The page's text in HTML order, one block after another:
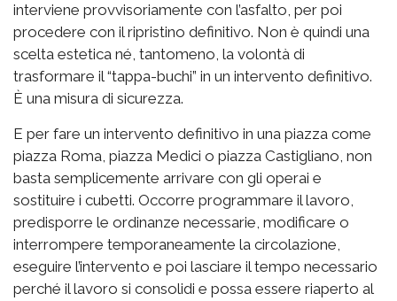
interviene provvisoriamente con l’asfalto, per poi
procedere con il ripristino definitivo. Non è quindi una
scelta estetica né, tantomeno, la volontà di
trasformare il “tappa-buchi” in un intervento definitivo.
È una misura di sicurezza.
E per fare un intervento definitivo in una piazza come
piazza Roma, piazza Medici o piazza Castigliano, non
basta semplicemente arrivare con gli operai e
sostituire i cubetti. Occorre programmare il lavoro,
predisporre le ordinanze necessarie, modificare o
interrompere temporaneamente la circolazione,
eseguire l’intervento e poi lasciare il tempo necessario
perché il lavoro si consolidi e possa essere riaperto al